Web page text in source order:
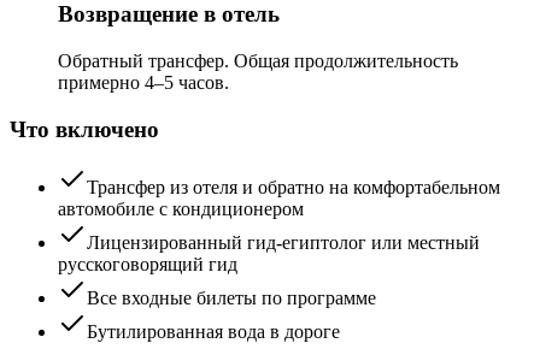
Возвращение в отель
Обратный трансфер. Общая продолжительность
примерно 4–5 часов.
Что включено
Трансфер из отеля и обратно на комфортабельном
автомобиле с кондиционером
Лицензированный гид-египтолог или местный
русскоговорящий гид
Все входные билеты по программе
Бутилированная вода в дороге